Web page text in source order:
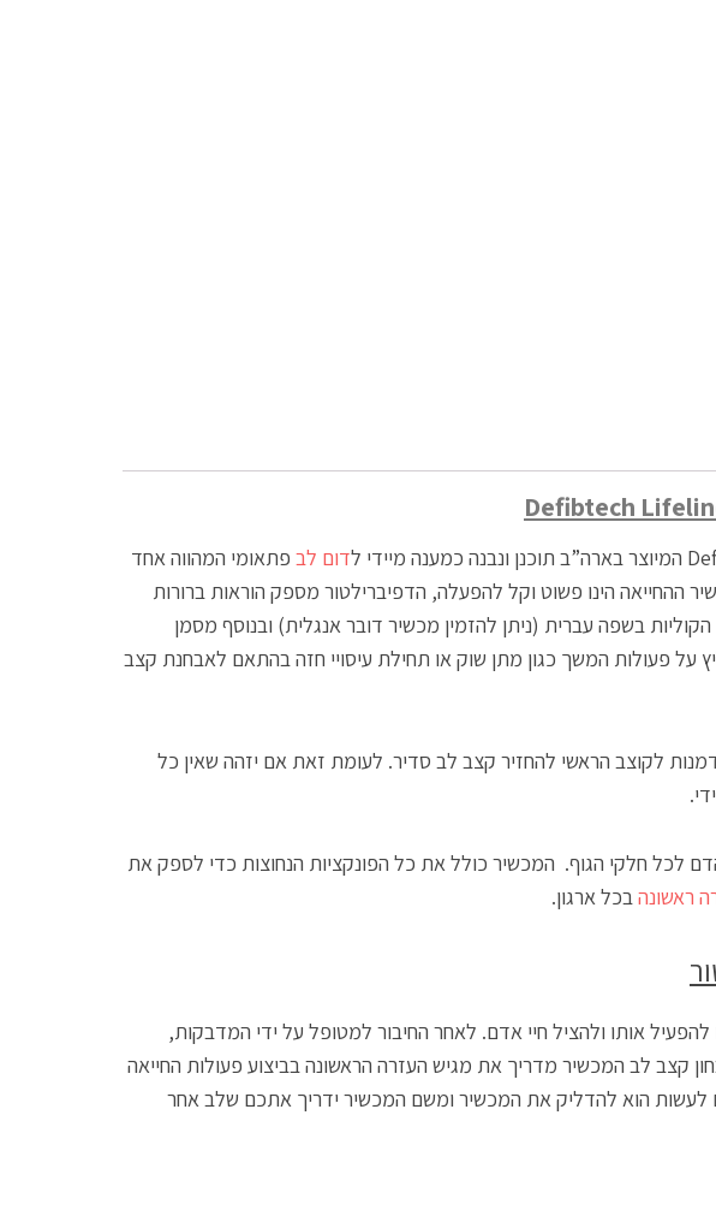
תוכנן ונבנה כמענה מיידי לדום לב פתאומי המהווה אחד
מתרחשים כ-10.000 אירועי דום לב בכל שנה. מכשיר ההחייאה הינו פשוט וקל להפעלה, הדפיברילטור מספק הוראות ברורות
בשפה עברית (ניתן להזמין מכשיר דובר אנגלית) ובנוסף מסמן
פעולות המשך כגון מתן שוק או תחילת עיסויי חזה בהתאם לאבחנת קצב
לקוצב הראשי להחזיר קצב לב סדיר. לעומת זאת אם יזהה שאין כל
לכל חלקי הגוף. המכשיר כולל את כל הפונקציות הנחוצות כדי לספק את
ראשונהבכל ארגון.
אותו ולהציל חיי אדם. לאחר החיבור למטופל על ידי המדבקות,
קצב לב המכשיר מדריך את מגיש העזרה הראשונה בביצוע פעולות החייאה
לעשות הוא להדליק את המכשיר ומשם המכשיר ידריך אתכם שלב אחר